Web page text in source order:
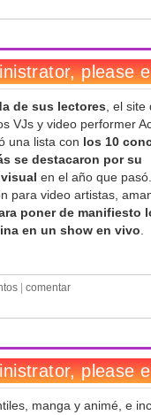
de sus lectores, el site
VJs y video performer
una lista con los 10
se destacaron por su
en el año que
para video artistas,
poner de manifiesto
en un show en vivo.
comentar
manga y animé, e